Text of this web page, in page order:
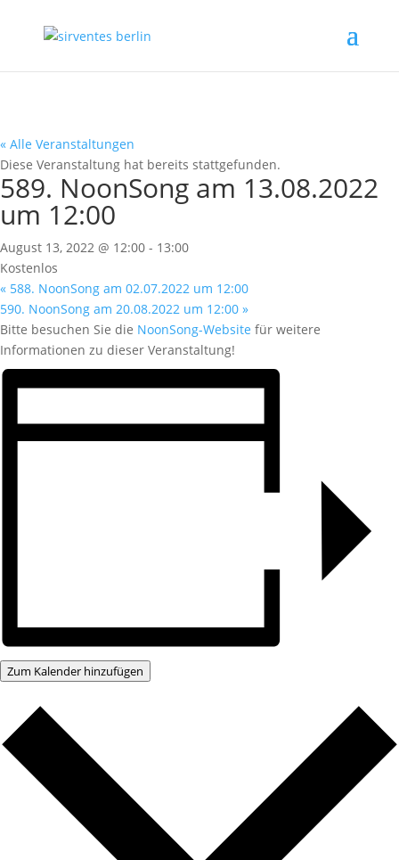
« Alle Veranstaltungen
Diese Veranstaltung hat bereits stattgefunden.
589. NoonSong am 13.08.2022
um 12:00
August 13, 2022 @ 12:00 - 13:00
Kostenlos
« 588. NoonSong am 02.07.2022 um 12:00
590. NoonSong am 20.08.2022 um 12:00 »
Bitte besuchen Sie die NoonSong-Website für weitere
Informationen zu dieser Veranstaltung!
Zum Kalender hinzufügen